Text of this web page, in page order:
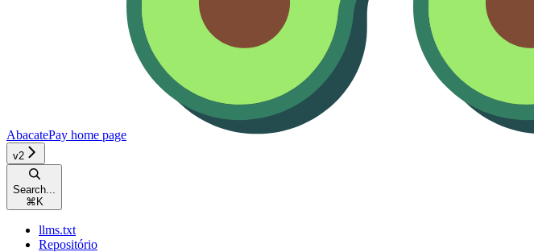
AbacatePay home page
v2
Search...
⌘ K
llms.txt
Repositório